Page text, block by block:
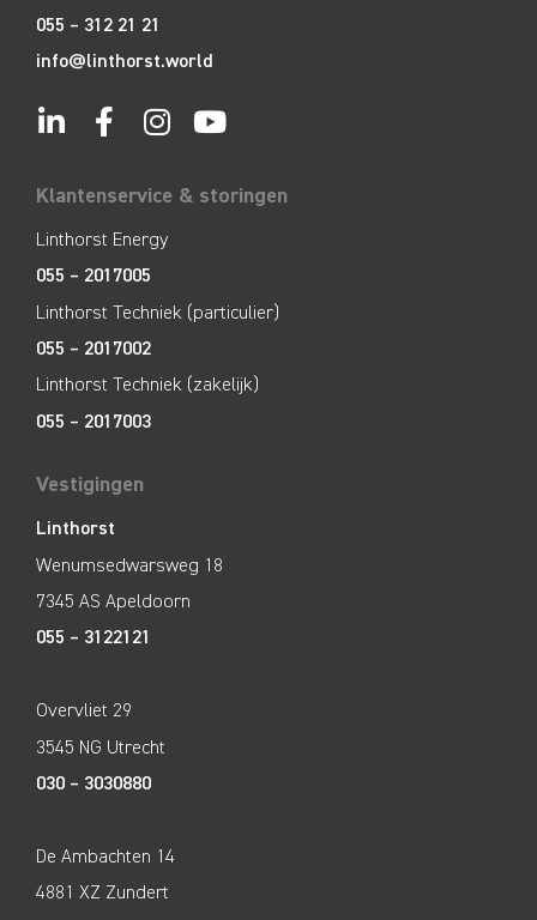
055 – 312 21 21
info@linthorst.world
Klantenservice & storingen
Linthorst Energy
055 – 2017005
Linthorst Techniek (particulier)
055 – 2017002
Linthorst Techniek (zakelijk)
055 – 2017003
Vestigingen
Linthorst
Wenumsedwarsweg 18
7345 AS Apeldoorn
055 – 3122121
Overvliet 29
3545 NG Utrecht
030 – 3030880
De Ambachten 14
4881 XZ Zundert